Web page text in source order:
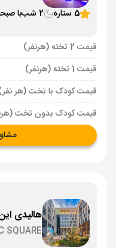
5 ستاره
2 شب با
قیمت 2 تخته (هرنفر)
قیمت 1 تخته (هرنفر)
قیمت کودک با تخت (هر
قیمت کودک بدون تخت
هالیدی
SQUARE